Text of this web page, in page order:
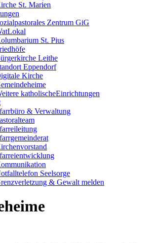
St. Marien
Zentrum GiG
St. Pius
Leithe
Eppendorf
Kirche
katholische­­Einrichtungen
& Verwaltung
Seelsorge
& Gewalt melden